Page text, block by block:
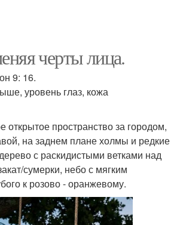
черты лица.
9: 16.
уровень глаз, кожа
открытое пространство за городом,
на заднем плане холмы и редкие
с раскидистыми ветками над
сумерки, небо с мягким
к розово - оранжевому.